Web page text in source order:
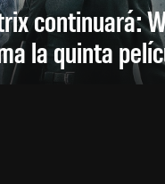
continuará:
la quinta